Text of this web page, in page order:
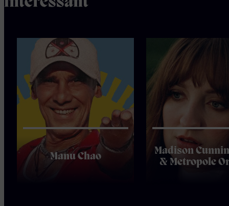
Manu Chao
Madison
& Metropole